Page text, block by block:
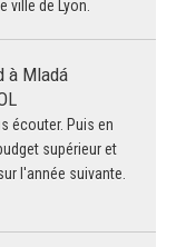
ville de Lyon.
à Mladá
écouter. Puis en
supérieur et
l'année suivante.